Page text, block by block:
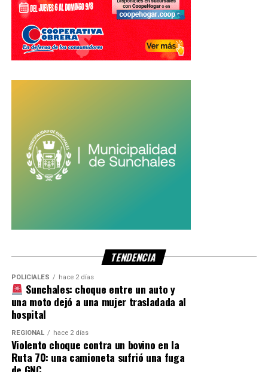
TENDENCIA
POLICIALES hace 2 días
Sunchales: choque entre un auto y
una moto dejó a una mujer trasladada al
hospital
REGIONAL hace 2 días
Violento choque contra un bovino en la
Ruta 70: una camioneta sufrió una fuga